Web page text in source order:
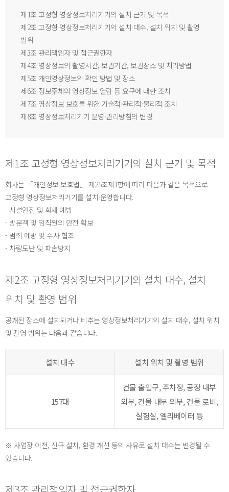
제1조 고정형 영상정보처리기기의 설치 근거 및 목적
제2조 고정형 영상정보처리기기의 설치 대수, 설치 위치 및 촬영
범위
제3조 관리책임자 및 접근권한자
제4조 영상정보의 촬영시간, 보관기간, 보관장소 및 처리방법
제5조 개인영상정보의 확인 방법 및 장소
제6조 정보주체의 영상정보 열람 등 요구에 대한 조치
제7조 영상정보 보호를 위한 기술적·관리적·물리적 조치
제8조 영상정보처리기기 운영·관리방침의 변경
제1조 고정형 영상정보처리기기의 설치 근거 및 목적
회사는 「개인정보 보호법」 제25조제1항에 따라 다음과 같은 목적으로
고정형 영상정보처리기기를 설치·운영합니다.
- 시설안전 및 화재 예방
- 방문객 및 임직원의 안전 확보
- 범죄 예방 및 수사 협조
- 차량도난 및 파손방지
제2조 고정형 영상정보처리기기의 설치 대수, 설치
위치 및 촬영 범위
공개된 장소에 설치되거나 비추는 영상정보처리기기의 설치 대수, 설치 위치
및 촬영 범위는 다음과 같습니다.
설치 대수 설치 위치 및 촬영 범위
157대
건물 출입구, 주차장, 공장 내부
외부, 건물 내부 외부, 건물 로비,
실험실, 엘리베이터 등
※ 사업장 이전, 신규 설치, 환경 개선 등의 사유로 설치 대수는 변경될 수
있습니다.